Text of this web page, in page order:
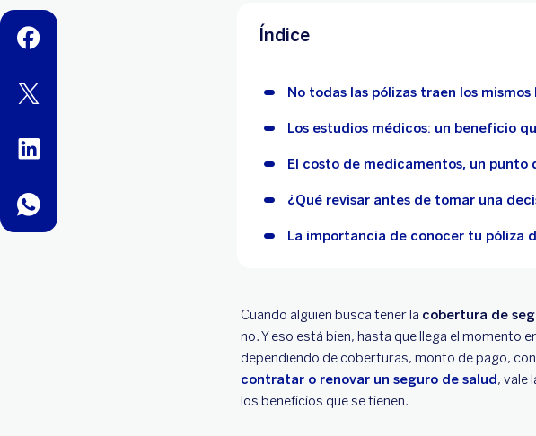
facebook
twitter
linkedin
whatsapp
Índice
No todas las pólizas traen los
Los estudios médicos: un beneficio
El costo de medicamentos, un punto
¿Qué revisar antes de tomar una
La importancia de conocer tu póliza
Cuando alguien busca tener la cobertura de
no. Y eso está bien, hasta que llega el momento
dependiendo de coberturas, monto de pago,
contratar o renovar un seguro de salud, vale
los beneficios que se tienen.